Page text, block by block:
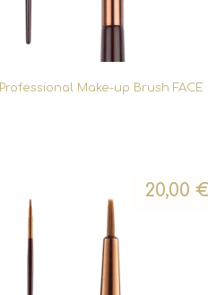
Professional Make-up Brush FACE
20,00